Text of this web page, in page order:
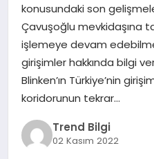
SPOR
TEKNOLOJI
YAŞAM
konusundaki son
Çavuşoğlu mevkidaşına
işlemeye devam
girişimler hakkında bilgi
Blinken’ın Türkiye’nin
koridorunun tekrar…
Trend Bilgi
02 Kasım 2022